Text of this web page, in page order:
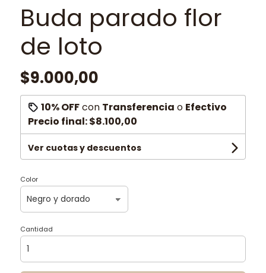
Buda parado flor
de loto
$9.000,00
10% OFFcon Transferencia o Efectivo
Precio final:$8.100,00
Ver cuotas y descuentos
Color
Cantidad